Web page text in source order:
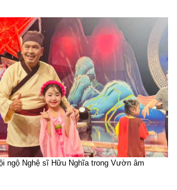
ngộ Nghệ sĩ Hữu Nghĩa trong Vườn âm